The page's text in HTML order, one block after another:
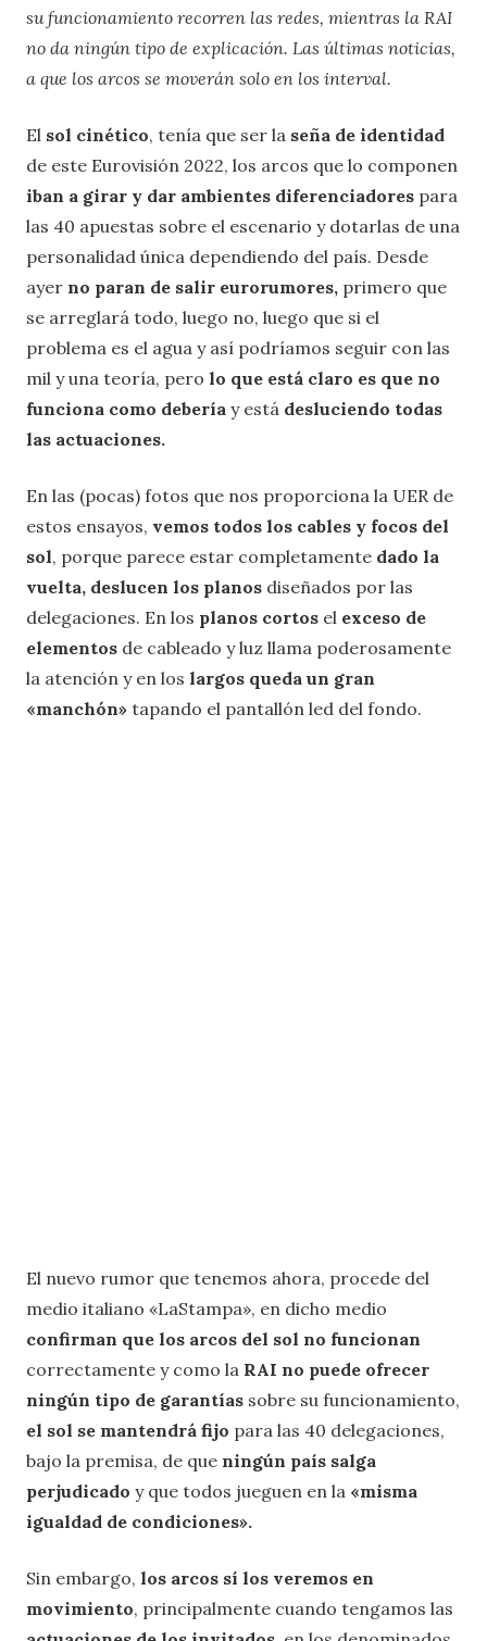
su funcionamiento recorren las redes, mientras la RAI
no da ningún tipo de explicación. Las últimas noticias,
a que los arcos se moverán solo en los interval.
El sol cinético, tenía que ser la seña de identidad
de este Eurovisión 2022, los arcos que lo componen
iban a girar y dar ambientes diferenciadores para
las 40 apuestas sobre el escenario y dotarlas de una
personalidad única dependiendo del país. Desde
ayer no paran de salir eurorumores, primero que
se arreglará todo, luego no, luego que si el
problema es el agua y así podríamos seguir con las
mil y una teoría, pero lo que está claro es que no
funciona como debería y está desluciendo todas
las actuaciones.
En las (pocas) fotos que nos proporciona la UER de
estos ensayos, vemos todos los cables y focos del
sol, porque parece estar completamente dado la
vuelta, deslucen los planos diseñados por las
delegaciones. En los planos cortos el exceso de
elementos de cableado y luz llama poderosamente
la atención y en los largos queda un gran
«manchón» tapando el pantallón led del fondo.
El nuevo rumor que tenemos ahora, procede del
medio italiano «LaStampa», en dicho medio
confirman que los arcos del sol no funcionan
correctamente y como la RAI no puede ofrecer
ningún tipo de garantías sobre su funcionamiento,
el sol se mantendrá fijo para las 40 delegaciones,
bajo la premisa, de que ningún país salga
perjudicado y que todos jueguen en la «misma
igualdad de condiciones».
Sin embargo, los arcos sí los veremos en
movimiento, principalmente cuando tengamos las